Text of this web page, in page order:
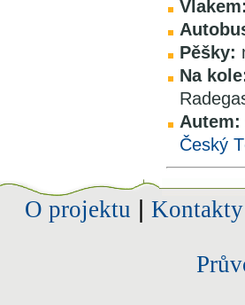
Vlakem:
Pěšky:
Na
Autem:
Český
O projektu Kontakty